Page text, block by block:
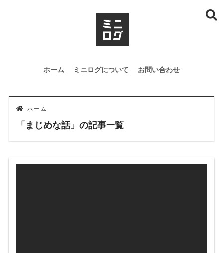
ホーム ミニログについて お問い合わせ
ホーム
「まじめな話」の記事一覧